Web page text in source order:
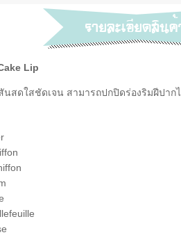
Lip
สดใสชัดเจน สามารถปกปิดร่องริมฝีปา